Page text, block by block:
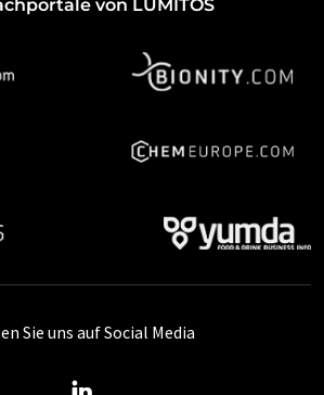
von LUMITOS
Sie uns auf Social Media